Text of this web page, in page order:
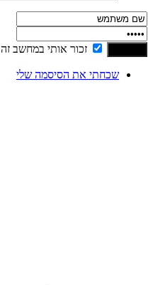
זכור אותי במחשב זה
שכחתי את הסיסמה שלי